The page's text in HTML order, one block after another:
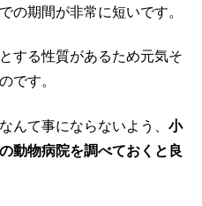
の期間が非常に短いです。
する性質があるため元気そ
です。
んて事にならないよう、 小
動物病院を調べておくと良